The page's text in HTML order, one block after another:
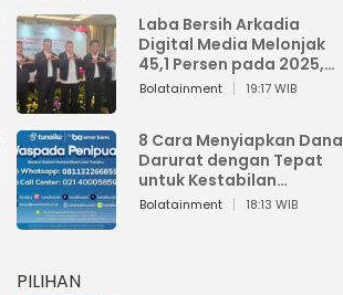
Laba Bersih Arkadia
Digital Media Melonjak
45,1 Persen pada 2025,
Sentuh Rp1,76 Miliar
Bolatainment 19:17 WIB
8 Cara Menyiapkan Dana
Darurat dengan Tepat
untuk Kestabilan
Keuangan
Bolatainment 18:13 WIB
PILIHAN